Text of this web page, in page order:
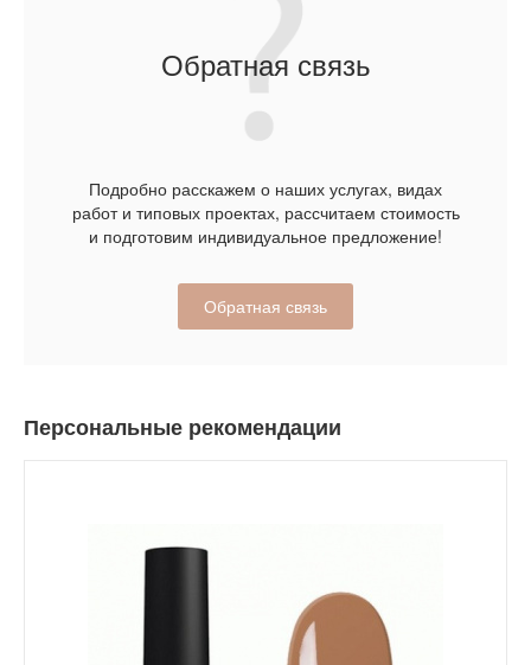
Обратная связь
Подробно расскажем о наших услугах, видах
работ и типовых проектах, рассчитаем стоимость
и подготовим индивидуальное предложение!
Обратная связь
Персональные рекомендации